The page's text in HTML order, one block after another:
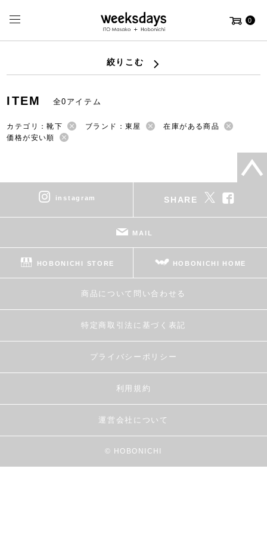
0
絞りこむ
ITEM 全0アイテム
カテゴリ：靴下 ブランド：東屋
在庫がある商品
価格が安い順
instagram SHARE
MAIL
HOBONICHI STORE HOBONICHI HOME
商品について問い合わせる
特定商取引法に基づく表記
プライバシーポリシー
利用規約
運営会社について
© HOBONICHI